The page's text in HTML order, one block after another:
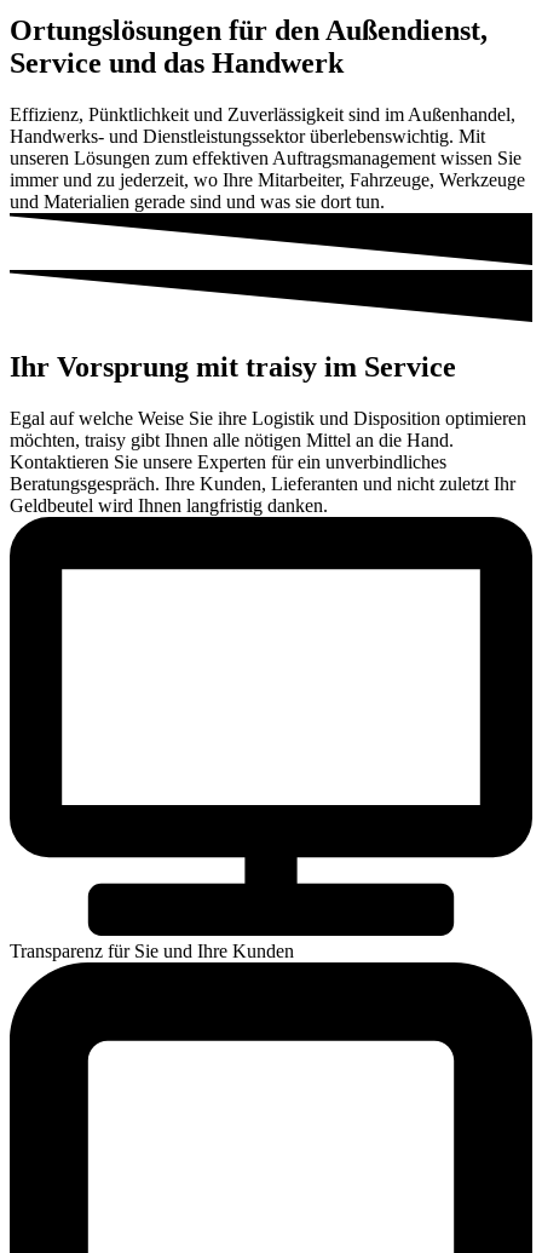
Ortungslösungen für den Außendienst,
Service und das Handwerk
Effizienz, Pünktlichkeit und Zuverlässigkeit sind im Außenhandel,
Handwerks- und Dienstleistungssektor überlebenswichtig. Mit
unseren Lösungen zum effektiven Auftragsmanagement wissen Sie
immer und zu jederzeit, wo Ihre Mitarbeiter, Fahrzeuge, Werkzeuge
und Materialien gerade sind und was sie dort tun.
Ihr Vorsprung mit traisy im Service
Egal auf welche Weise Sie ihre Logistik und Disposition optimieren
möchten, traisy gibt Ihnen alle nötigen Mittel an die Hand.
Kontaktieren Sie unsere Experten für ein unverbindliches
Beratungsgespräch. Ihre Kunden, Lieferanten und nicht zuletzt Ihr
Geldbeutel wird Ihnen langfristig danken.
Transparenz für Sie und Ihre Kunden